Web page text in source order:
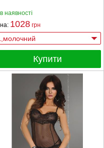
наявності
1028 грн
Купити